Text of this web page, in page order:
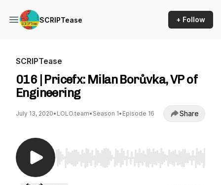
SCRIPTease + Follow
SCRIPTease
016 | Pricefx: Milan Borůvka, VP of
Engineering
July 13, 2020• LOLO.team• Season 1• Episode 16 Share
Use Left/Right to seek, Home/End to jump to